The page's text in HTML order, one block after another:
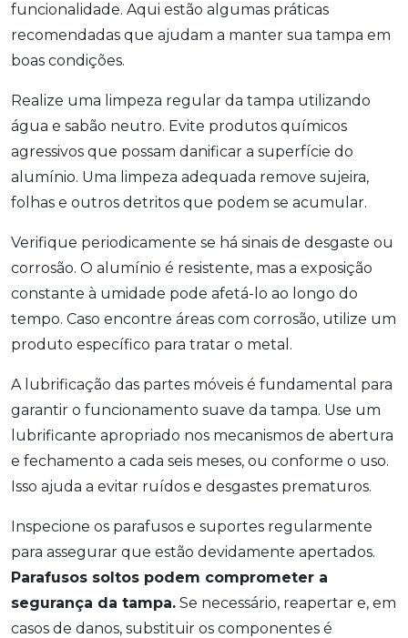
funcionalidade. Aqui estão algumas práticas
recomendadas que ajudam a manter sua tampa em
boas condições.
Realize uma limpeza regular da tampa utilizando
água e sabão neutro. Evite produtos químicos
agressivos que possam danificar a superfície do
alumínio. Uma limpeza adequada remove sujeira,
folhas e outros detritos que podem se acumular.
Verifique periodicamente se há sinais de desgaste ou
corrosão. O alumínio é resistente, mas a exposição
constante à umidade pode afetá-lo ao longo do
tempo. Caso encontre áreas com corrosão, utilize um
produto específico para tratar o metal.
A lubrificação das partes móveis é fundamental para
garantir o funcionamento suave da tampa. Use um
lubrificante apropriado nos mecanismos de abertura
e fechamento a cada seis meses, ou conforme o uso.
Isso ajuda a evitar ruídos e desgastes prematuros.
Inspecione os parafusos e suportes regularmente
para assegurar que estão devidamente apertados.
Parafusos soltos podem comprometer a
segurança da tampa. Se necessário, reapertar e, em
casos de danos, substituir os componentes é